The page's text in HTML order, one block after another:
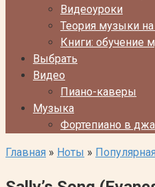
Видеоуроки
Теория музыки на
Книги: обучение
Выбрать
Видео
Пиано-каверы
Музыка
Фортепиано в
Главная » Ноты »